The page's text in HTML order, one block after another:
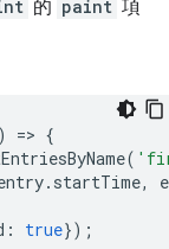
的 paint 項
) => {
(
. startTime,
: true});